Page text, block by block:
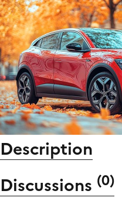
Description
Discussions (0)